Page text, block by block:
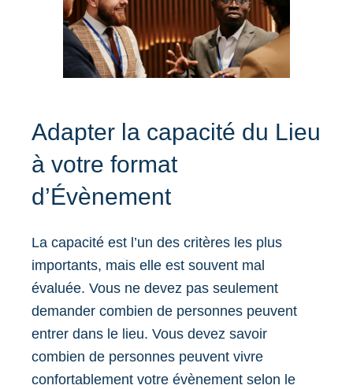
Adapter la capacité du Lieu
à votre format
d’Évènement
La capacité est l’un des critères les plus
importants, mais elle est souvent mal
évaluée. Vous ne devez pas seulement
demander combien de personnes peuvent
entrer dans le lieu. Vous devez savoir
combien de personnes peuvent vivre
confortablement votre évènement selon le